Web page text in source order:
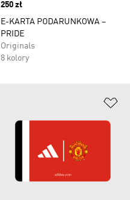
Price
250 zł
E-KARTA PODARUNKOWA –
PRIDE
Originals
8 kolory